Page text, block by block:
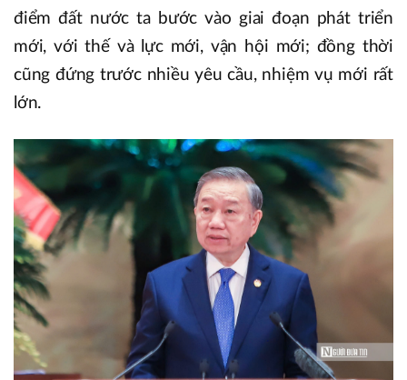
điểm đất nước ta bước vào giai đoạn phát triển
mới, với thế và lực mới, vận hội mới; đồng thời
cũng đứng trước nhiều yêu cầu, nhiệm vụ mới rất
lớn.